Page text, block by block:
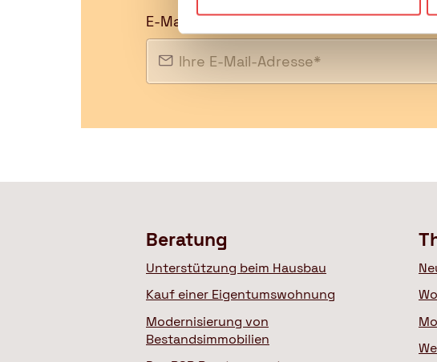
E-Mail
Beratung
Unterstützung beim Hausbau
Kauf einer Eigentumswohnung
Modernisierung von
Bestandsimmobilien